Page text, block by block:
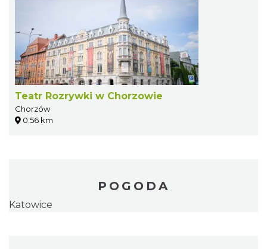
Teatr Rozrywki w Chorzowie
Chorzów
0.56 km
POGODA
Katowice